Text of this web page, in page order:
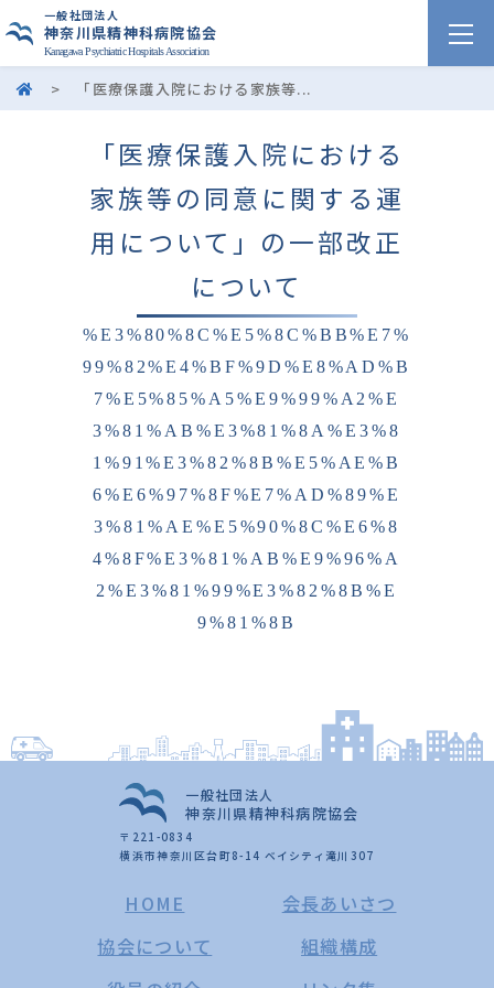
一般社団法人
神奈川県精神科病院協会
Kanagawa Psychiatric Hospitals Association
> 「医療保護入院における家族等...
「医療保護入院における
家族等の同意に関する運
用について」の一部改正
について
%E3%80%8C%E5%8C%BB%E7%
99%82%E4%BF%9D%E8%AD%B
7%E5%85%A5%E9%99%A2%E
3%81%AB%E3%81%8A%E3%8
1%91%E3%82%8B%E5%AE%B
6%E6%97%8F%E7%AD%89%E
3%81%AE%E5%90%8C%E6%8
4%8F%E3%81%AB%E9%96%A
2%E3%81%99%E3%82%8B%E
9%81%8B
一般社団法人
神奈川県精神科病院協会
〒221-0834
横浜市神奈川区台町8-14 ベイシティ滝川307
HOME
会長あいさつ
協会について
組織構成